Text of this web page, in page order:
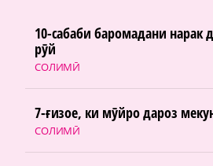
СОЛИМӢ
10-сабаби баромадани нарак
рӯй
СОЛИМӢ
7-ғизое, ки мӯйро дароз